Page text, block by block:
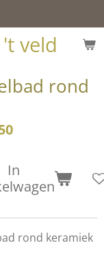
veld
rond
In
rond keramiek